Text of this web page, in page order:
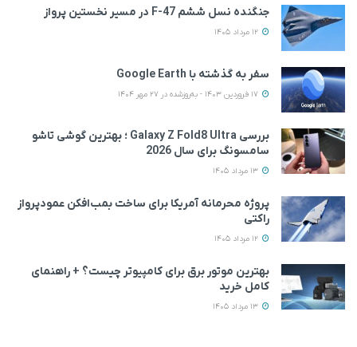
جنگنده نسل ششم F-47 در مسیر نخستین پرواز
سفر به گذشته با Google Earth
بررسی Galaxy Z Fold8 Ultra ؛ بهترین گوشی تاشو
سامسونگ برای سال 2026
پروژه محرمانه آمریکا برای ساخت بمب‌افکن عمودپرواز
راکتی
بهترین موتور برق برای کامپیوتر چیست؟ + راهنمای
کامل خرید